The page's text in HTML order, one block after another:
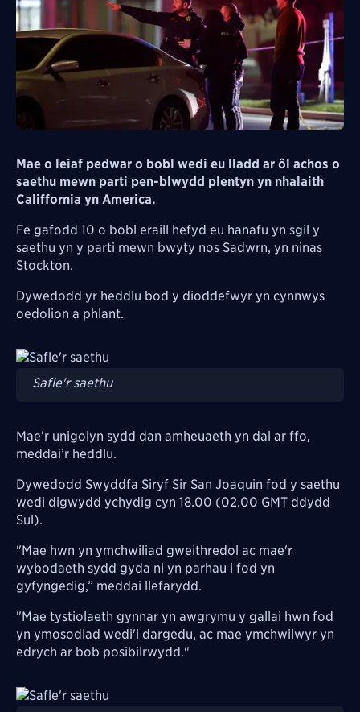
Mae o leiaf pedwar o bobl wedi eu lladd ar ôl achos o
saethu mewn parti pen-blwydd plentyn yn nhalaith
Califfornia yn America.
Fe gafodd 10 o bobl eraill hefyd eu hanafu yn sgil y
saethu yn y parti mewn bwyty nos Sadwrn, yn ninas
Stockton.
Dywedodd yr heddlu bod y dioddefwyr yn cynnwys
oedolion a phlant.
Image
Safle'r saethu
Mae’r unigolyn sydd dan amheuaeth yn dal ar ffo,
meddai’r heddlu.
Dywedodd Swyddfa Siryf Sir San Joaquin fod y saethu
wedi digwydd ychydig cyn 18.00 (02.00 GMT ddydd
Sul).
"Mae hwn yn ymchwiliad gweithredol ac mae'r
wybodaeth sydd gyda ni yn parhau i fod yn
gyfyngedig,” meddai llefarydd.
"Mae tystiolaeth gynnar yn awgrymu y gallai hwn fod
yn ymosodiad wedi'i dargedu, ac mae ymchwilwyr yn
edrych ar bob posibilrwydd."
Image